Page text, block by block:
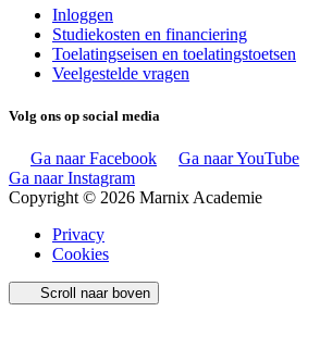
Inloggen
Studiekosten en financiering
Toelatingseisen en toelatingstoetsen
Veelgestelde vragen
Volg ons op social media
Ga naar Facebook Ga naar YouTube
Ga naar Instagram
Copyright © 2026 Marnix Academie
Privacy
Cookies
Scroll naar boven